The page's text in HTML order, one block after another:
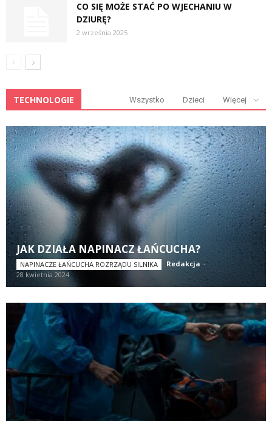
CO SIĘ MOŻE STAĆ PO WJECHANIU W
DZIURĘ?
2 września 2025
TECHNOLOGIE Wszystko Dzieci Więcej
JAK DZIAŁA NAPINACZ ŁAŃCUCHA?
NAPINACZE ŁAŃCUCHA ROZRZĄDU SILNIKA Redakcja -
28 kwietnia 2024